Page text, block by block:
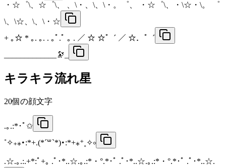
・☆゜\、☆゜\、 、\・、\、\・。゜、 ・☆゜\、・\☆・\。 ゜
\、\☆、\、\・☆
+ ｡☆ * ｡. ｡. . ｡ﾟ.ﾟ ｡ . ／ ☆ ☆゜´ ／ ☆．゜´
_____________🔭_
キラキラ流れ星
20個の顔文字
.｡.:*･ﾟ✩
˚✧₊⁎･:*+.(*´꒳`*)･:*+⁎⁺˳✧༚
.☆.｡.:.+*:ﾟ+｡ .ﾟ･*..☆.｡.:*・°.*･ﾟ .ﾟ･*..☆.｡.:*・°.*･ﾟ .ﾟ･*..☆.